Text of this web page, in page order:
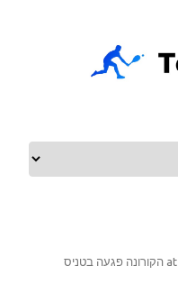
הקורונה פגעה בטניס